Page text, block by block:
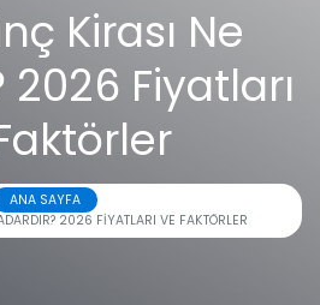
Kirası Ne
2026 Fiyatları
ANA SAYFA
2026 FIYATLARI VE FAKTÖRLER